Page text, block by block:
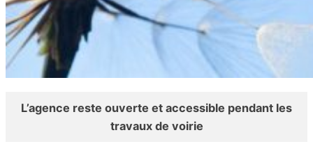
L’agence reste ouverte et accessible pendant les
travaux de voirie